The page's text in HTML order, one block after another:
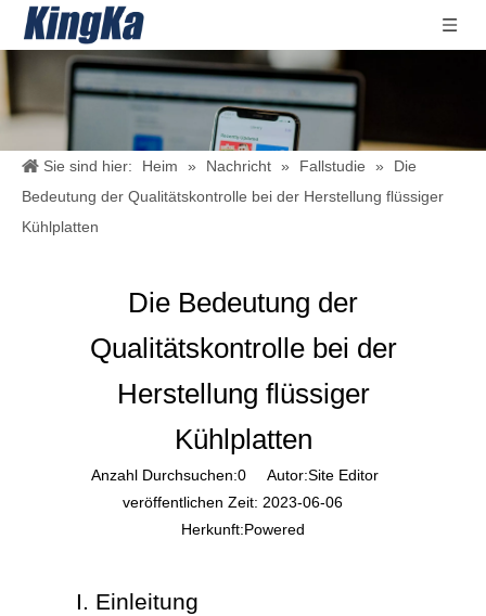
Sie sind hier: Heim » Nachricht » Fallstudie »
Die
Bedeutung der Qualitätskontrolle bei der Herstellung flüssiger
Kühlplatten
Die Bedeutung der
Qualitätskontrolle bei der
Herstellung flüssiger
Kühlplatten
Anzahl Durchsuchen:0Autor:Site Editor
veröffentlichen Zeit: 2023-06-06
Herkunft:Powered
I. Einleitung